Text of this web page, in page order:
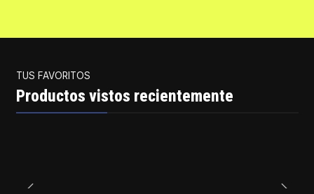
TUS FAVORITOS
Productos vistos recientemente